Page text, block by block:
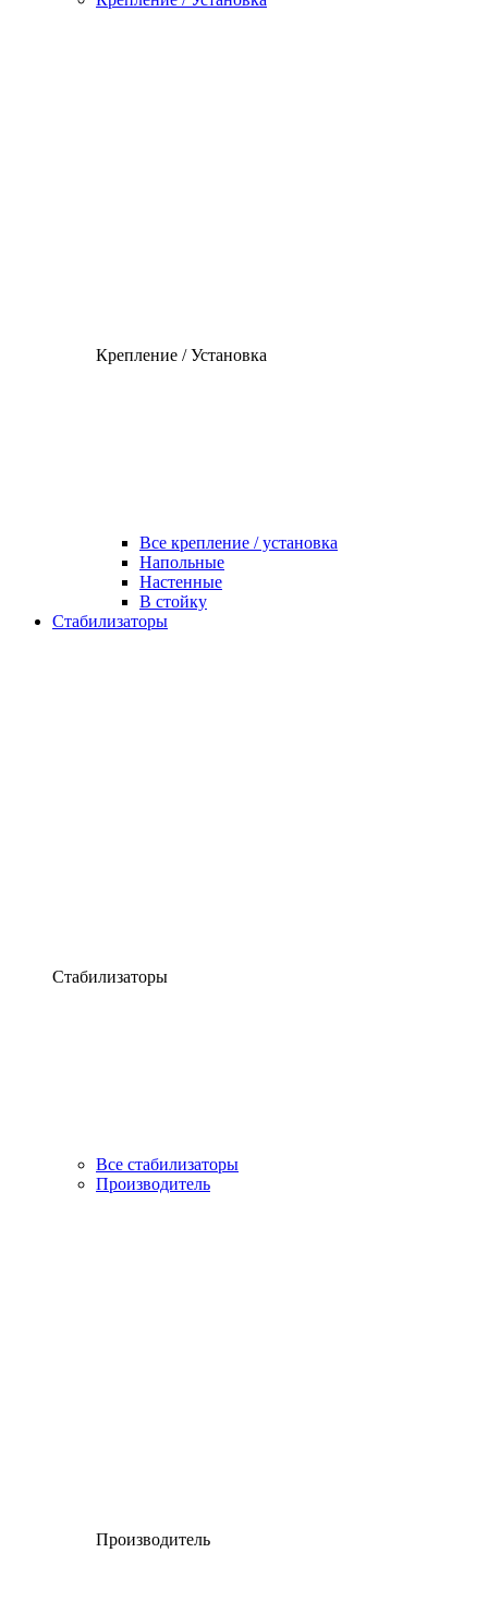
Крепление / Установка
Все крепление / установка
Напольные
Настенные
В стойку
Стабилизаторы
Стабилизаторы
Все стабилизаторы
Производитель
Производитель